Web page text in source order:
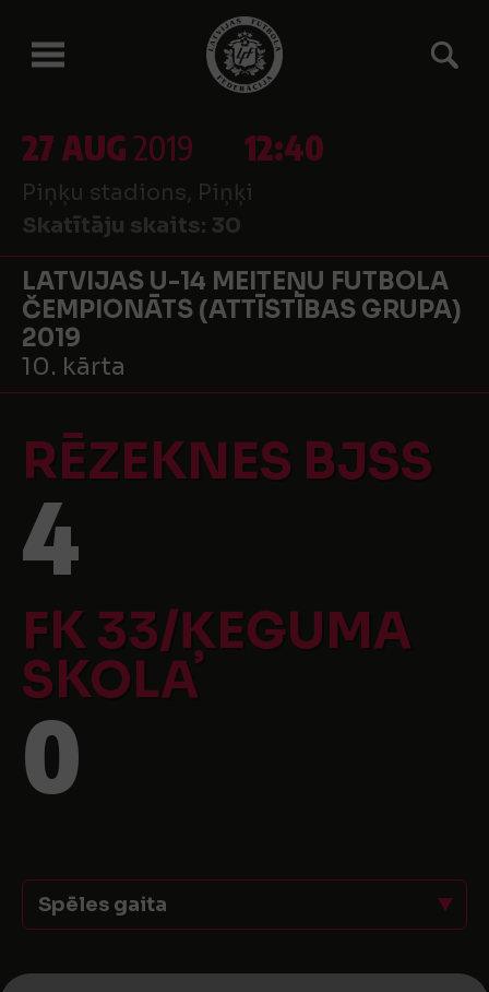
27 AUG2019 12:40
Piņķu stadions, Piņķi
Skatītāju skaits: 30
LATVIJAS U-14 MEITEŅU FUTBOLA
ČEMPIONĀTS (ATTĪSTĪBAS GRUPA)
2019
10. kārta
RĒZEKNES BJSS
4
FK 33/ĶEGUMA
SKOLA
0
Spēles gaita